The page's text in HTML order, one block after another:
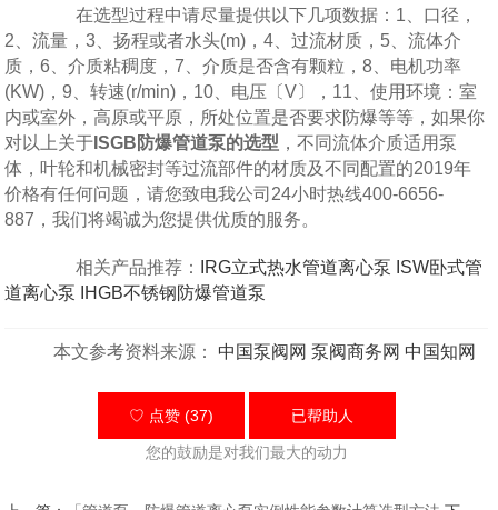
在选型过程中请尽量提供以下几项数据：1、口径，
2、流量，3、扬程或者水头(m)，4、过流材质，5、流体介
质，6、介质粘稠度，7、介质是否含有颗粒，8、电机功率
(KW)，9、转速(r/min)，10、电压〔V〕，11、使用环境：室
内或室外，高原或平原，所处位置是否要求防爆等等，如果你
对以上关于 ISGB防爆管道泵的选型 ，不同流体介质适用泵
体，叶轮和机械密封等过流部件的材质及不同配置的2019年
价格有任何问题，请您致电我公司24小时热线400-6656-
887，我们将竭诚为您提供优质的服务。
相关产品推荐： IRG立式热水管道离心泵 ISW卧式管
道离心泵
IHGB不锈钢防爆管道泵
本文参考资料来源： 中国泵阀网 泵阀商务网 中国知网
♡ 点赞 (37) 已帮助 人
您的鼓励是对我们最大的动力